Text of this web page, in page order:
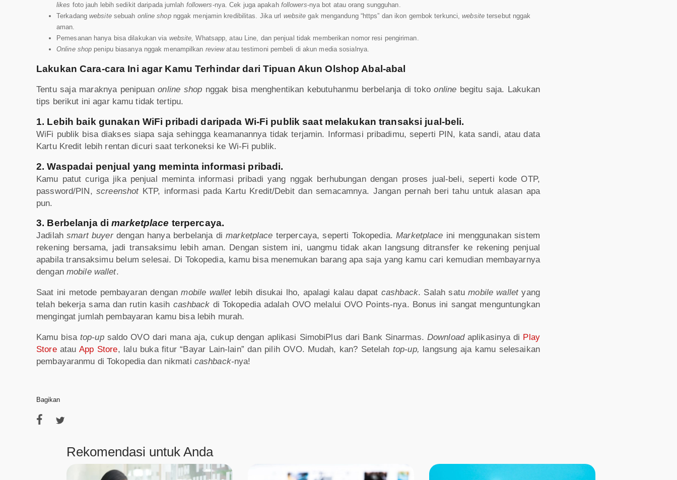
likes foto jauh lebih sedikit daripada jumlah followers-nya. Cek juga apakah followers-nya bot atau orang sungguhan.
Terkadang websitesebuah online shopnggak menjamin kredibilitas. Jika url website gak mengandung “https” dan ikon gembok terkunci,websitetersebut nggak
aman.
Pemesanan hanya bisa dilakukan via website,Whatsapp, atau Line, dan penjual tidak memberikan nomor resi pengiriman.
Online shop penipu biasanya nggak menampilkan reviewatau testimoni pembeli di akun media sosialnya.
Lakukan Cara-cara Ini agar Kamu Terhindar dari Tipuan Akun Olshop Abal-abal
Tentu saja maraknya penipuanonline shop nggak bisa menghentikan kebutuhanmu berbelanja di tokoonline begitu saja. Lakukan
tips berikut ini agar kamu tidak tertipu.
1. Lebih baik gunakan WiFi pribadi daripada Wi-Fi publik saat melakukan transaksi jual-beli.
WiFi publik bisa diakses siapa saja sehingga keamanannya tidak terjamin. Informasi pribadimu, seperti PIN, kata sandi, atau data
Kartu Kredit lebih rentan dicuri saat terkoneksi ke Wi-Fi publik.
2. Waspadai penjual yang meminta informasi pribadi.
Kamu patut curiga jika penjual meminta informasi pribadi yang nggak berhubungan dengan proses jual-beli, seperti kode OTP,
password/PIN,screenshotKTP, informasi pada Kartu Kredit/Debit dan semacamnya. Jangan pernah beri tahu untuk alasan apa
pun.
3. Berbelanja dimarketplace terpercaya.
Jadilahsmart buyerdengan hanya berbelanja dimarketplace terpercaya, seperti Tokopedia.Marketplace ini menggunakan sistem
rekening bersama, jadi transaksimu lebih aman. Dengan sistem ini, uangmu tidak akan langsung ditransfer ke rekening penjual
apabila transaksimu belum selesai. Di Tokopedia, kamu bisa menemukan barang apa saja yang kamu cari kemudian membayarnya
dengan mobile wallet.
Saat ini metode pembayaran denganmobile walletlebih disukai lho, apalagi kalau dapat cashback. Salah satumobile walletyang
telah bekerja sama dan rutin kasih cashback di Tokopedia adalah OVO melalui OVO Points-nya. Bonus ini sangat menguntungkan
mengingat jumlah pembayaran kamu bisa lebih murah.
Kamu bisa top-upsaldo OVO dari mana aja, cukup dengan aplikasi SimobiPlus dari Bank Sinarmas. Download aplikasinya di Play
StoreatauApp Store, lalu buka fitur “Bayar Lain-lain” dan pilih OVO. Mudah, kan? Setelah top-up, langsung aja kamu selesaikan
pembayaranmu di Tokopedia dan nikmati cashback-nya!
Bagikan
Rekomendasi untuk Anda